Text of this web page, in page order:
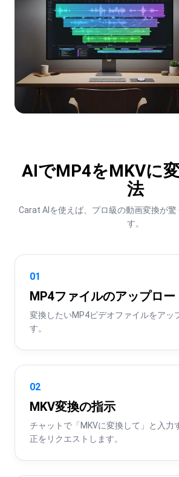
AIでMP4をMKVに
法
Carat AIを使えば、プロ級の動画変換が驚
す。
01
MP4ファイルのアップロー
変換したいMP4ビデオファイルをアッ
す。
02
MKV変換の指示
チャットで「MKVに変換して」と入力
正をリクエストします。